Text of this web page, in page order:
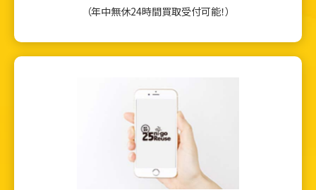
（年中無休24時間買取受付可能！）